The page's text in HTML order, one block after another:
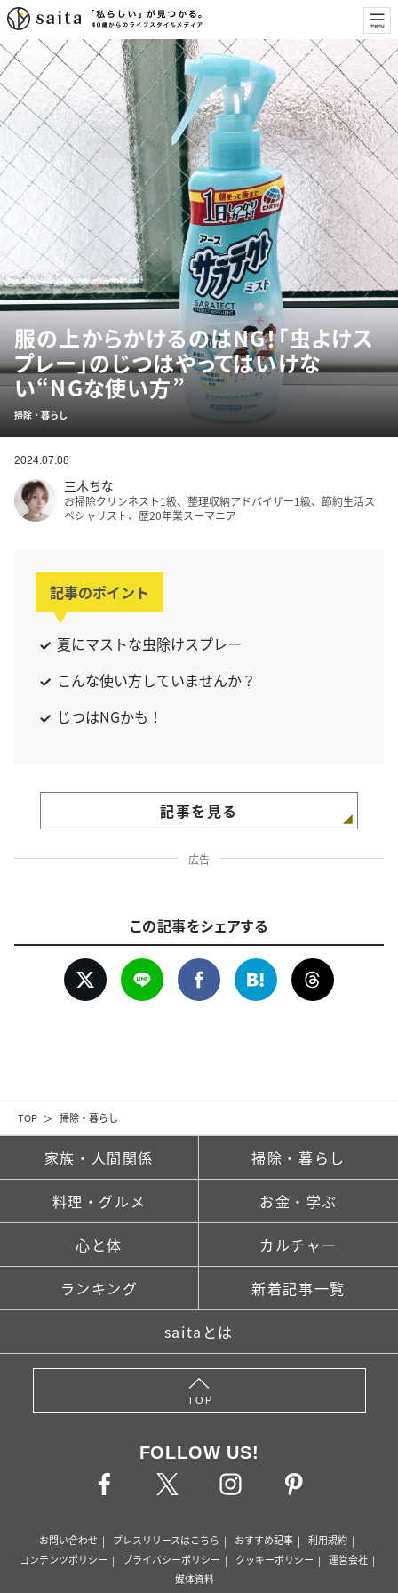
TOP 掃除・暮らし
服の上からかけるのはNG！「虫よけス
プレー」のじつはやってはいけな
い“NGな使い方”
掃除・暮らし
2024.07.08
三木ちな
お掃除クリンネスト1級、整理収納アドバイザー1級、節約生活ス
ペシャリスト、歴20年業スーマニア
記事のポイント
夏にマストな虫除けスプレー
こんな使い方していませんか？
じつはNGかも！
記事を見る
広告
この記事をシェアする
家族・人間関係 掃除・暮らし
料理・グルメ お金・学ぶ
心と体 カルチャー
ランキング 新着記事一覧
saitaとは
TOP
FOLLOW US!
お問い合わせ プレスリリースはこちら おすすめ記事
利用規約
コンテンツポリシー
プライバシーポリシー クッキーポリシー
運営会社
媒体資料